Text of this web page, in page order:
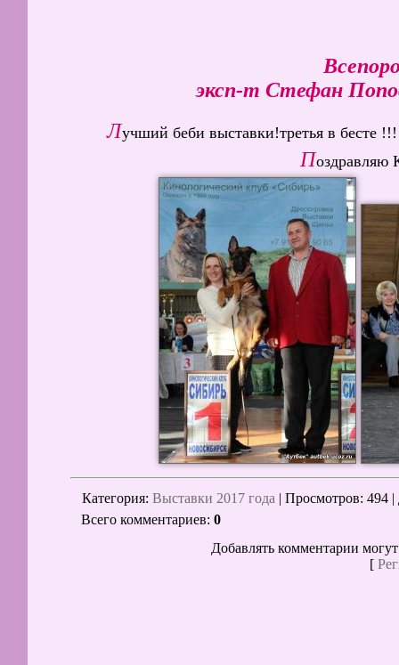
эксп-т Стефан
Лучший беби выставки!третья в
Поздравляю
Категория: Выставки 2017 года | Просмотров: 494 |
Всего комментариев: 0
Добавлять комментарии
[